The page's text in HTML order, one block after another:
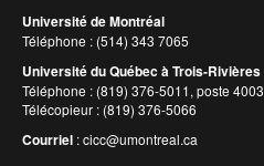
Université de Montréal
Téléphone : (514) 343 7065
Université du Québec à Trois-Rivières
Téléphone : (819) 376-5011, poste 4003
Télécopieur : (819) 376-5066
Courriel :cicc@umontreal.ca